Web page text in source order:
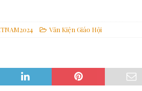
trẻ
Văn Kiện Giáo Hội